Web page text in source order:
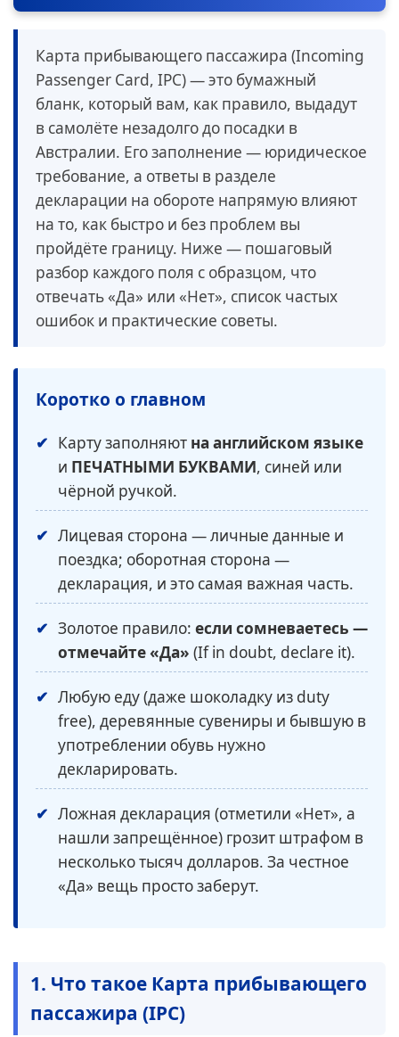
Карта прибывающего пассажира (Incoming
Passenger Card, IPC) — это бумажный
бланк, который вам, как правило, выдадут
в самолёте незадолго до посадки в
Австралии. Его заполнение — юридическое
требование, а ответы в разделе
декларации на обороте напрямую влияют
на то, как быстро и без проблем вы
пройдёте границу. Ниже — пошаговый
разбор каждого поля с образцом, что
отвечать «Да» или «Нет», список частых
ошибок и практические советы.
Коротко о главном
Карту заполняют на английском языке
и ПЕЧАТНЫМИ БУКВАМИ, синей или
чёрной ручкой.
Лицевая сторона — личные данные и
поездка; оборотная сторона —
декларация, и это самая важная часть.
Золотое правило: если сомневаетесь —
отмечайте «Да» (If in doubt, declare it).
Любую еду (даже шоколадку из duty
free), деревянные сувениры и бывшую в
употреблении обувь нужно
декларировать.
Ложная декларация (отметили «Нет», а
нашли запрещённое) грозит штрафом в
несколько тысяч долларов. За честное
«Да» вещь просто заберут.
1. Что такое Карта прибывающего
пассажира (IPC)